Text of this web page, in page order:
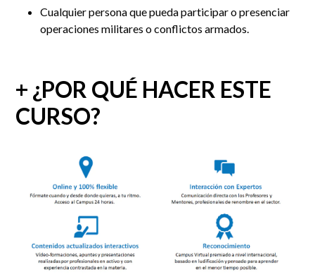
Cualquier persona que pueda participar o presenciar
operaciones militares o conflictos armados.
+ ¿POR QUÉ HACER ESTE
CURSO?